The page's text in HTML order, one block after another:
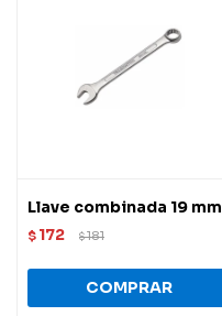
Llave combinada 19 mm
$ 172 $181